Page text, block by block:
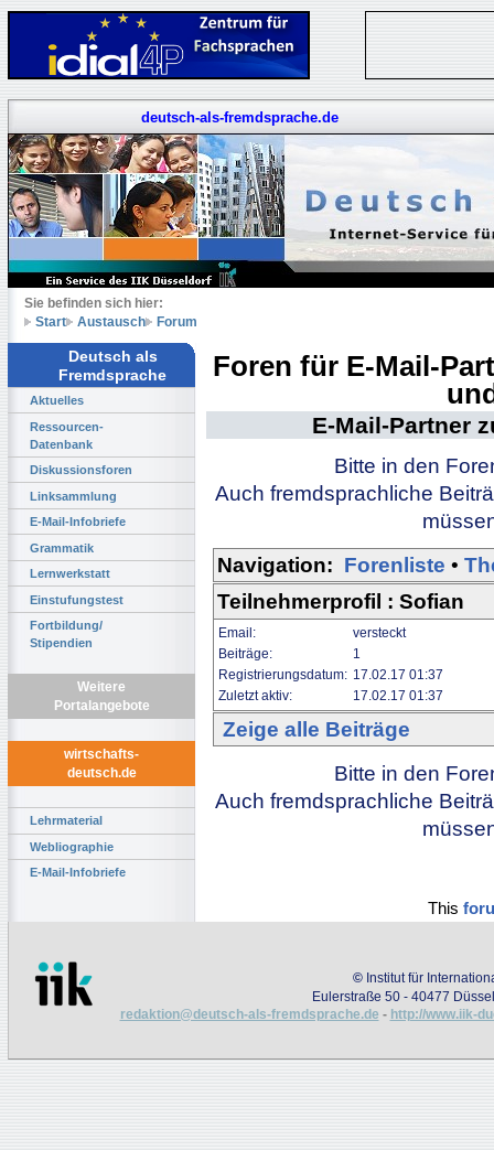
deutsch-als-fremdsprache.de
Sie befinden sich hier:
Start
Austausch Forum
Deutsch als
Fremdsprache
Aktuelles
Ressourcen-
Datenbank
Diskussionsforen
Linksammlung
E-Mail-Infobriefe
Grammatik
Lernwerkstatt
Einstufungstest
Fortbildung/
Stipendien
Weitere
Portalangebote
wirtschafts-
deutsch.de
Lehrmaterial
Webliographie
E-Mail-Infobriefe
Foren für E-Mail-
E-Mail-Partner
Bitte in den
Auch fremdsprachliche
Navigation: Forenliste •
Teilnehmerprofil : Sofian
Email:
versteckt
Beiträge:
1
Registrierungsdatum: 17.02.17 01:37
Zuletzt aktiv:
17.02.17 01:37
Zeige alle Beiträge
Bitte in den
Auch fremdsprachliche
This
© Institut für
Eulerstraße 50 - 40477
redaktion@deutsch-als-fremdsprache.de - http://www.iik-